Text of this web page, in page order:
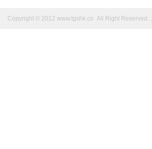
Copyright © 2012 www.tgshk.cn All Right Reserved. ;